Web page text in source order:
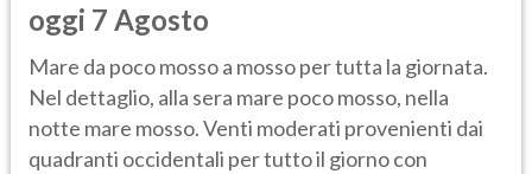
oggi 7 Agosto
Mare da poco mosso a mosso per tutta la giornata.
Nel dettaglio, alla sera mare poco mosso, nella
notte mare mosso. Venti moderati provenienti dai
quadranti occidentali per tutto il giorno con